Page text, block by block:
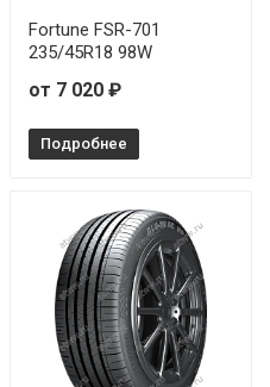
Fortune FSR-701
235/45R18 98W
от 7 020 ₽
Подробнее